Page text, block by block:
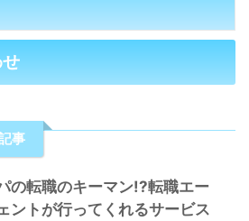
事
の転職のキーマン!?転職エー
ントが行ってくれるサービス